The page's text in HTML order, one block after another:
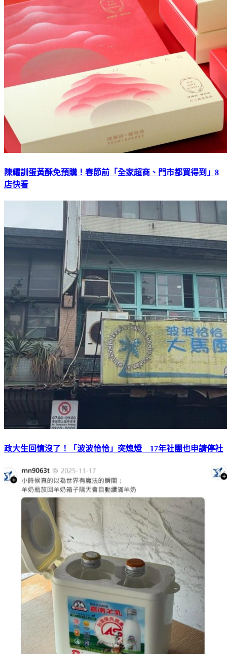
陳耀訓蛋黃酥免預購！春節前「全家超商、門市都買得到」8
店快看
政大生回憶沒了！「波波恰恰」突熄燈 17年社團也申請停社